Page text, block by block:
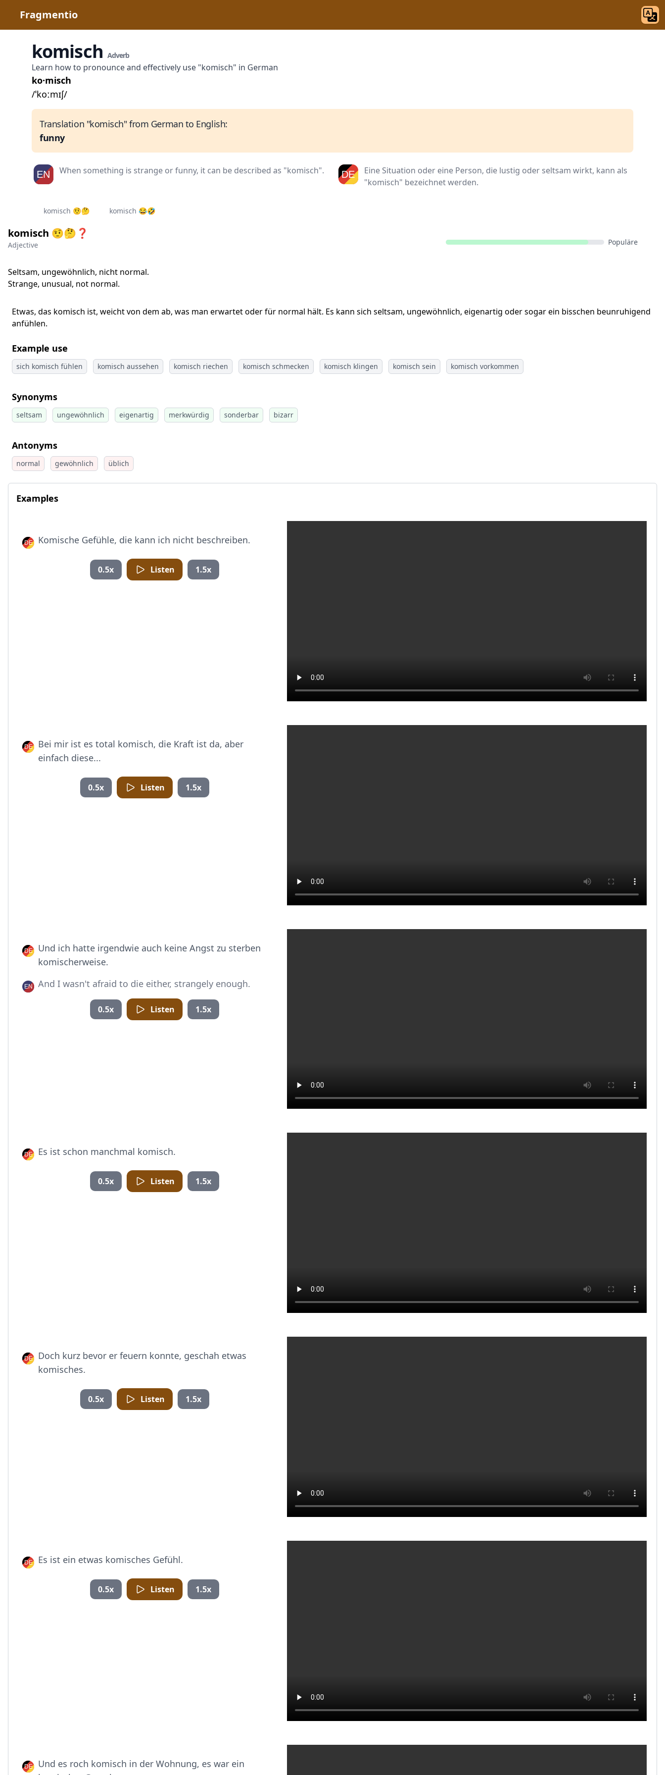
Fragmentio
komisch Adverb
Learn how to pronounce and effectively use "komisch" in German
ko·misch
/ˈkoːmɪʃ/
Translation "komisch" from German to English:
funny
When something is strange or funny, it can be described as "komisch".
Eine Situation oder eine Person, die lustig oder seltsam wirkt, kann als
"komisch" bezeichnet werden.
komisch 🤨🤔 komisch 😂🤣
komisch 🤨🤔❓
Adjective Populäre
Seltsam, ungewöhnlich, nicht normal.
Strange, unusual, not normal.
Etwas, das komisch ist, weicht von dem ab, was man erwartet oder für normal hält. Es kann sich seltsam, ungewöhnlich, eigenartig oder sogar ein bisschen beunruhigend
anfühlen.
Example use
sich komisch fühlen komisch aussehen komisch riechen komisch schmecken komisch klingen komisch sein komisch vorkommen
Synonyms
seltsam ungewöhnlich eigenartig merkwürdig sonderbar bizarr
Antonyms
normal gewöhnlich üblich
Examples
Komische Gefühle, die kann ich nicht beschreiben.
0.5x Listen 1.5x
Bei mir ist es total komisch, die Kraft ist da, aber
einfach diese...
0.5x Listen 1.5x
Und ich hatte irgendwie auch keine Angst zu sterben
komischerweise.
And I wasn't afraid to die either, strangely enough.
0.5x Listen 1.5x
Es ist schon manchmal komisch.
0.5x Listen 1.5x
Doch kurz bevor er feuern konnte, geschah etwas
komisches.
0.5x Listen 1.5x
Es ist ein etwas komisches Gefühl.
0.5x Listen 1.5x
Und es roch komisch in der Wohnung, es war ein